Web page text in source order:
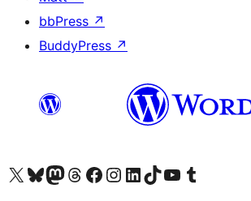
bbPress ↗
BuddyPress ↗
Visita nuestra cuenta de X (anteriormente Twitter)
Visita nuestra cuenta de Bluesky
Visita nuestra cuenta de Mastodon
Visita nuestra cuenta de Threads
Visita nuestra página de Facebook
Visita nuestra cuenta de Instagram
Visita nuestra cuenta de LinkedIn
Visita nuestra cuenta de TikTok
Visita nuestro canal de YouTube
Visita nuestra cuenta de Tumblr